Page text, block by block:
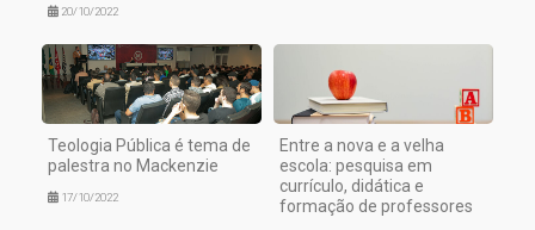
20/10/2022
Teologia Pública é tema de
palestra no Mackenzie
17/10/2022
Entre a nova e a velha
escola: pesquisa em
currículo, didática e
formação de professores